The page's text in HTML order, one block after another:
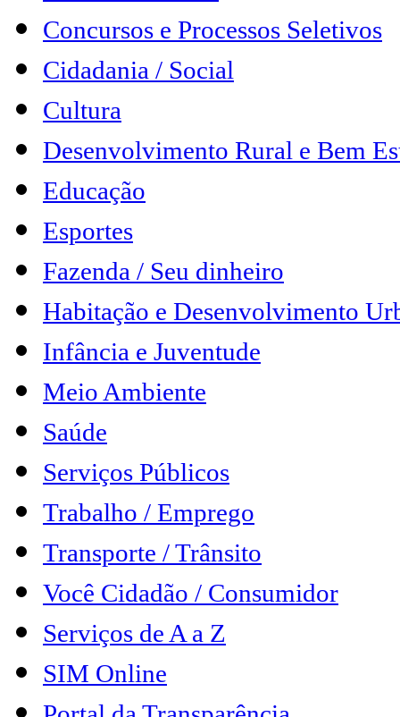
Concursos e Processos Seletivos
Cidadania / Social
Cultura
Desenvolvimento Rural e Bem
Educação
Esportes
Fazenda / Seu dinheiro
Habitação e Desenvolvimento
Infância e Juventude
Meio Ambiente
Saúde
Serviços Públicos
Trabalho / Emprego
Transporte / Trânsito
Você Cidadão / Consumidor
Serviços de A a Z
SIM Online